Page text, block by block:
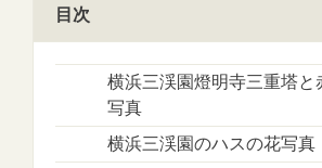
目次
横浜三渓園燈明寺三重塔と
写真
横浜三渓園のハスの花写真